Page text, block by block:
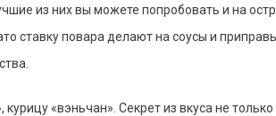
из них вы можете попробовать и на
ставку повара делают на соусы и
«вэньчан». Секрет из вкуса не только